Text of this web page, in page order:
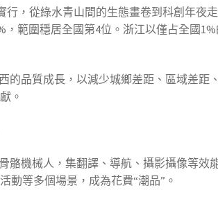
行，從綠水青山間的生態畫卷到科創年夜
範圍穩居全國第4位。浙江以僅占全國
的品質成長，以減少城鄉差距、區域差
。
骼機械人，集翻譯、導航、攝影攝像等
動等多個場景，成為花費“潮品”。